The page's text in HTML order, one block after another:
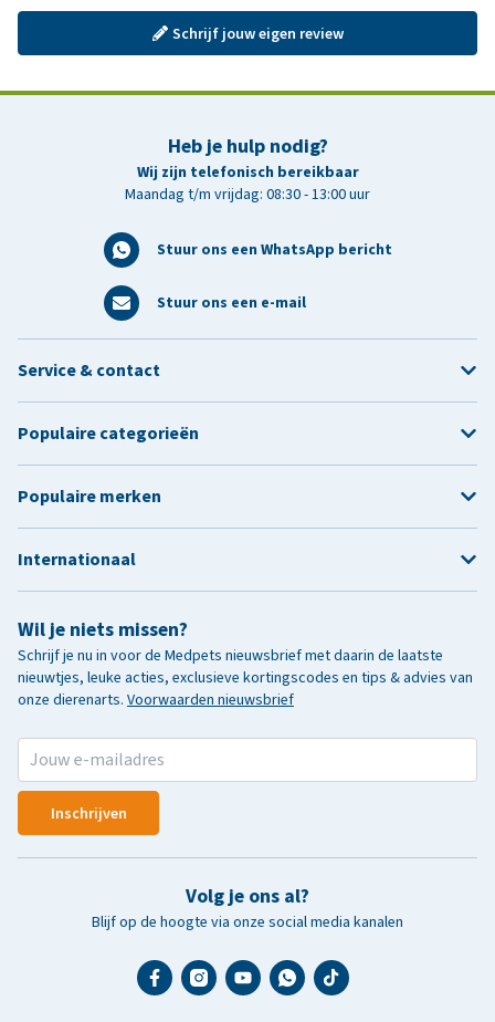
Schrijf jouw eigen review
Heb je hulp nodig?
Wij zijn telefonisch bereikbaar
Maandag t/m vrijdag: 08:30 - 13:00 uur
Stuur ons een WhatsApp bericht
Stuur ons een e-mail
Wil je niets missen?
Schrijf je nu in voor de Medpets nieuwsbrief met daarin de laatste
nieuwtjes, leuke acties, exclusieve kortingscodes en tips & advies van
onze dierenarts. Voorwaarden nieuwsbrief
Inschrijven
Volg je ons al?
Blijf op de hoogte via onze social media kanalen
Service & contact
Populaire categorieën
Populaire merken
Internationaal